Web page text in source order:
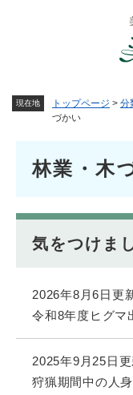
現在地 トップページ > 分
づかい
林業・木
気をつけま
2026年8月6日更
令和8年度ヒグマ
2025年9月25日
狩猟期間中の人